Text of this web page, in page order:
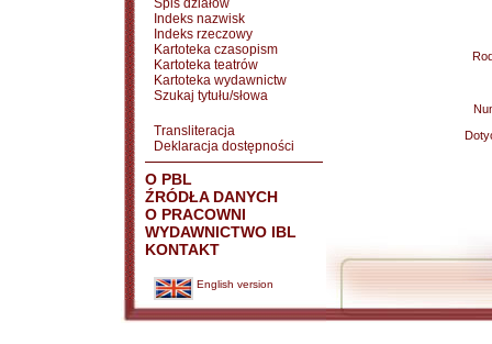
Spis działów
Indeks nazwisk
Indeks rzeczowy
Kartoteka czasopism
Kartoteka teatrów
Kartoteka wydawnictw
Szukaj tytułu/słowa
Transliteracja
Deklaracja dostępności
O PBL
ŹRÓDŁA DANYCH
O PRACOWNI
WYDAWNICTWO IBL
KONTAKT
English version